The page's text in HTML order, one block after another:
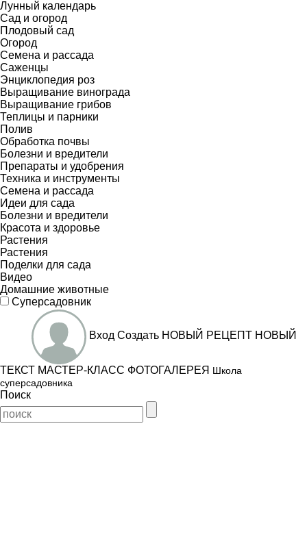
Лунный календарь
Сад и огород
Плодовый сад
Огород
Семена и рассада
Саженцы
Энциклопедия роз
Выращивание винограда
Выращивание грибов
Теплицы и парники
Полив
Обработка почвы
Болезни и вредители
Препараты и удобрения
Техника и инструменты
Семена и рассада
Идеи для сада
Болезни и вредители
Красота и здоровье
Растения
Растения
Поделки для сада
Видео
Домашние животные
Суперсадовник
Вход Создать НОВЫЙ РЕЦЕПТ НОВЫЙ
ТЕКСТ МАСТЕР-КЛАСС ФОТОГАЛЕРЕЯ Школа
суперсадовника
Поиск